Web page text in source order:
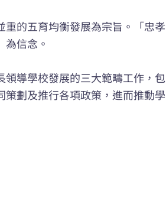
的五育均衡發展為宗旨。「忠孝
信念。
導學校發展的三大範疇工作，包
劃及推行各項政策，進而推動學